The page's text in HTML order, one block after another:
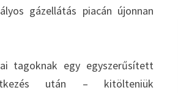
gázellátás piacán újonnan
tagoknak egy egyszerűsített
után – kitölteniük